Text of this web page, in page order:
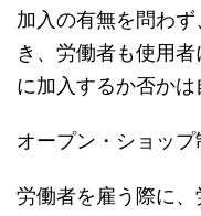
加入の有無を問わ
き、労働者も使用
に加入するか否かは
オープン・ショップ
労働者を雇う際に